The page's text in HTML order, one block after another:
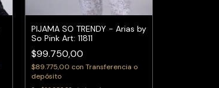
PIJAMA SO TRENDY - Arias by
So Pink Art: 11811
$99.750,00
$89.775,00 con Transferencia o
depósito